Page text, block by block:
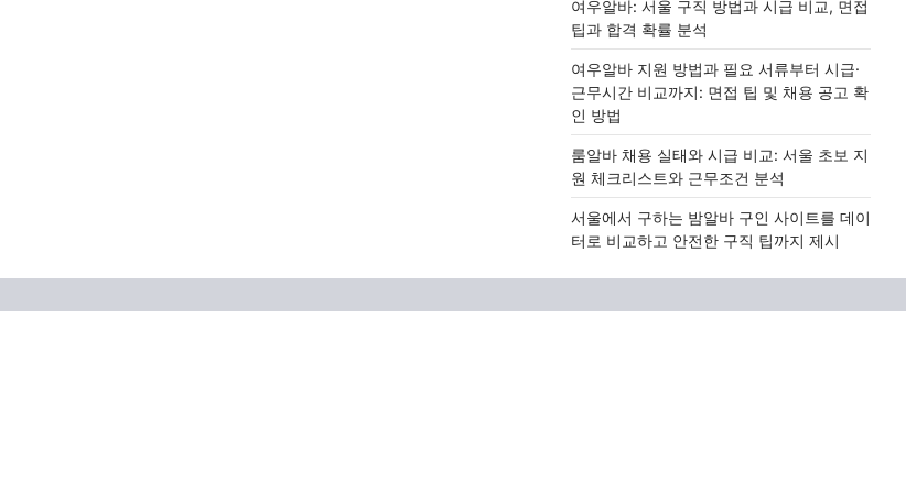
여우알바: 서울 구직 방법과 시급 비교, 면접
팁과 합격 확률 분석
여우알바 지원 방법과 필요 서류부터 시급·
근무시간 비교까지: 면접 팁 및 채용 공고 확
인 방법
룸알바 채용 실태와 시급 비교: 서울 초보 지
원 체크리스트와 근무조건 분석
서울에서 구하는 밤알바 구인 사이트를 데이
터로 비교하고 안전한 구직 팁까지 제시